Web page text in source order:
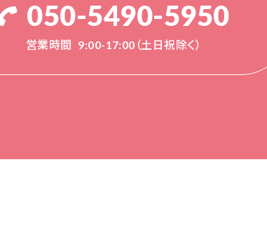
050-5490-5950
営業時間 9:00-17:00（土日祝除く）